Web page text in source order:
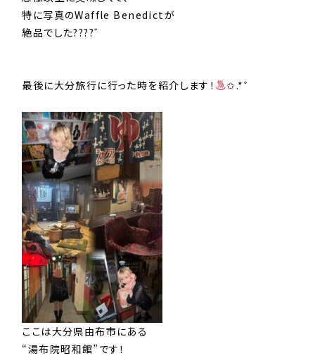
特に写真のWaffle Benedictが
絶品でした????゛
最後に大分旅行に行った時を紹介します！ ✩.*˚
ここは大分県由布市にある
“湯布院昭和館”です！